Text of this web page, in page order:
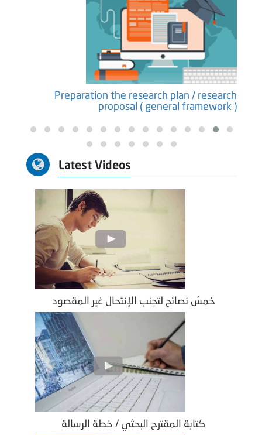
Preparation the research plan / research
proposal ( general framework )
Latest Videos
خمسُ نصائح لتجنب الإنتحال غير المقصود
كتابة المقترح البحثي / خطة الرسالة